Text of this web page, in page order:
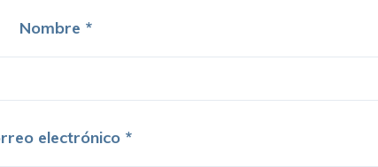
Nombre *
electrónico *